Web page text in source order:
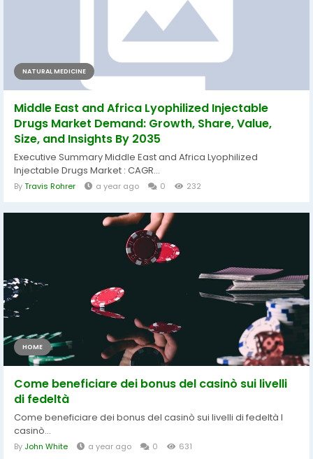
NATURAL MEDICINE
Middle East and Africa Lyophilized Injectable
Drugs Market Demand: Growth, Share, Value,
Size, and Insights By 2035
Executive Summary Middle East and Africa Lyophilized
Injectable Drugs Market : CAGR...
ByTravis Rohrer a year ago 0 232
HOME
Come beneficiare dei bonus del casinò sui livelli
di fedeltà
Come beneficiare dei bonus del casinò sui livelli di fedeltà I
casinò...
By John White a year ago 0 631